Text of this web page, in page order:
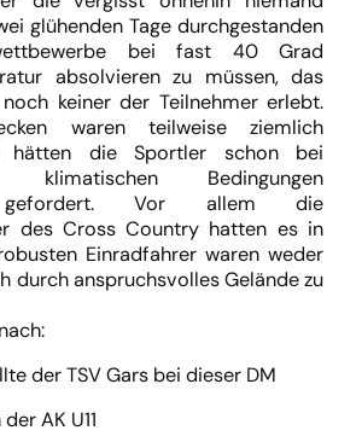
glühenden Tage durchgestanden
bei fast 40 Grad
absolvieren zu müssen, das
keiner der Teilnehmer erlebt.
waren teilweise ziemlich
hätten die Sportler schon bei
klimatischen Bedingungen
gefordert. Vor allem die
des Cross Country hatten es in
Einradfahrer waren weder
durch anspruchsvolles Gelände zu
der TSV Gars bei dieser DM
AK U11